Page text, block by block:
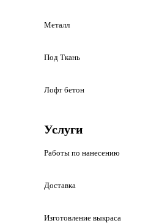
Металл
Под Ткань
Лофт бетон
Услуги
Работы по нанесению
Доставка
Изготовление выкраса